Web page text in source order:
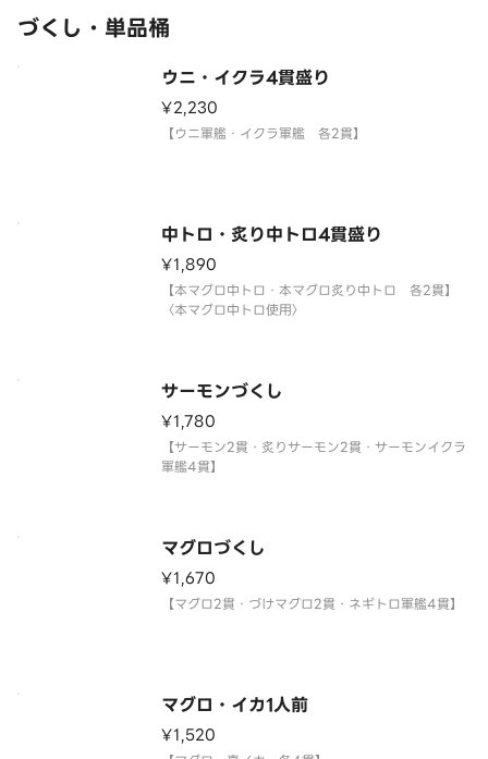
※うなぎには小骨が多く入っている場合
づくし・単品桶
ウニ・イクラ4貫盛り
¥2,230
【ウニ軍艦・イクラ軍艦 各2貫】
中トロ・炙り中トロ4貫盛り
¥1,890
【本マグロ中トロ・本マグロ炙り中トロ 各2貫】
〈本マグロ中トロ使用〉
サーモンづくし
¥1,780
【サーモン2貫・炙りサーモン2貫・サーモンイクラ
軍艦4貫】
マグロづくし
¥1,670
【マグロ2貫・づけマグロ2貫・ネギトロ軍艦4貫】
マグロ・イカ1人前
¥1,520